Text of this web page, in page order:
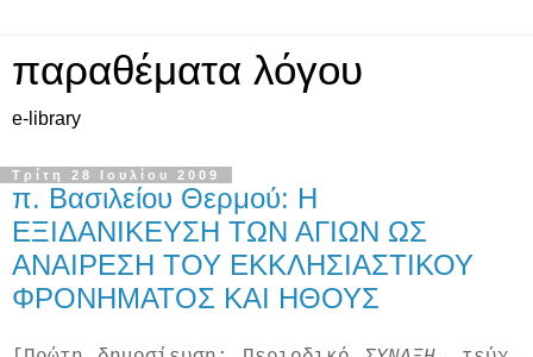
παραθέματα λόγου
e-library
Τρίτη 28 Ιουλίου 2009
π. Βασιλείου Θερμού: Η
ΕΞΙΔΑΝΙΚΕΥΣΗ ΤΩΝ ΑΓΙΩΝ ΩΣ
ΑΝΑΙΡΕΣΗ ΤΟΥ ΕΚΚΛΗΣΙΑΣΤΙΚΟΥ
ΦΡΟΝΗΜΑΤΟΣ ΚΑΙ ΗΘΟΥΣ